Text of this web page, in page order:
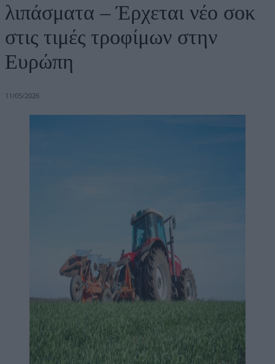
λιπάσματα – Έρχεται νέο σοκ
στις τιμές τροφίμων στην
Ευρώπη
11/05/2026